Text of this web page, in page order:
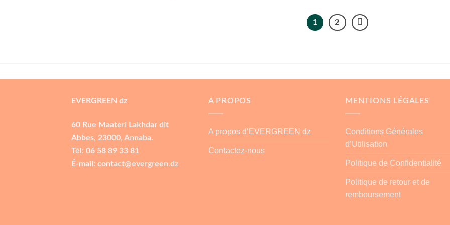
1 2
EVERGREEN dz
60 Rue Maateri Lakhdar dit
Abbes, 23000, Annaba.
Tél: 06 58 89 33 81
É-mail: contact@evergreen.dz
A PROPOS
A propos d’EVERGREEN dz
Contactez-nous
MENTIONS LÉGALES
Conditions Générales
d’Utilisation
Politique de Confidentialité
Politique de retour et de
remboursement